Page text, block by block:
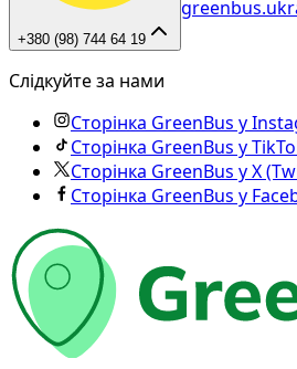
+380 (98) 744 64 19
Слідкуйте за нами
Сторінка GreenBus у
Сторінка GreenBus у
Сторінка GreenBus у X
Сторінка GreenBus у